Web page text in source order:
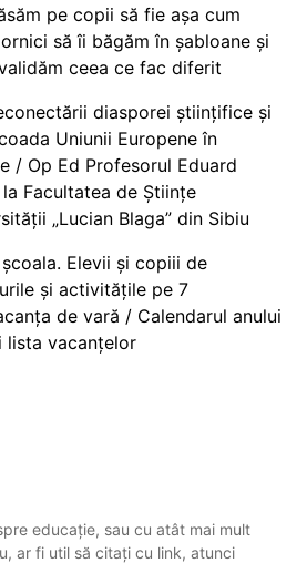
pe copii să fie așa cum
să îi băgăm în șabloane și
ceea ce fac diferit
diasporei științifice și
Uniunii Europene în
/ Op Ed Profesorul Eduard
Facultatea de Științe
„Lucian Blaga” din Sibiu
Elevii și copiii de
și activitățile pe 7
de vară / Calendarul anului
lista vacanțelor
educație, sau cu atât mai mult
ar fi util să citați cu link, atunci